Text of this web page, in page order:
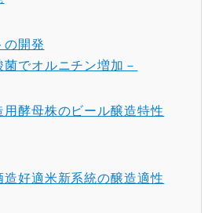
の開発
菌でオルニチン増加－
酵母株のビール醸造特性
造好適米新系統の醸造適性